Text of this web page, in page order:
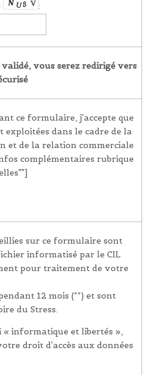
:
vous serez redirigé vers
ce formulaire, j'accepte que
dans le cadre de la
et de la relation commerciale
complémentaires rubrique
sur ce formulaire sont
informatisé par le CIL
pour traitement de votre
12 mois (**) et sont
du Stress.
informatique et libertés »,
droit d'accès aux données